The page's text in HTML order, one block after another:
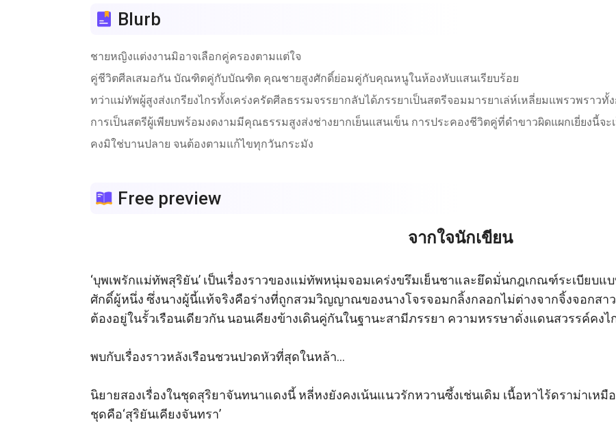
Blurb
ชายหญิงแต่งงานมิอาจเลือกคู่ครองตามแต่ใจ
คู่ชีวิตศีลเสมอกัน บัณฑิตคู่กับบัณฑิต คุณชายสูงศักดิ์ย่อมคู่กับคุณหนูในห้องหับแสนเรียบร้อย
ทว่าแม่ทัพผู้สูงส่งเกรียงไกรทั้งเคร่งครัดศีลธรรมจรรยากลับได้ภรรยาเป็นสตรีจอมมารยาเล่ห์เหลี่ยมแพรวพราวทั้
การเป็นสตรีผู้เพียบพร้อมงดงามมีคุณธรรมสูงส่งช่างยากเย็นแสนเข็น การประคองชีวิตคู่ที่ดำขาวผิดแผกเยี่ยงนี้จ
คงมิใช่บานปลาย จนต้องตามแก้ไขทุกวันกระมัง
Free preview
จากใจนักเขียน
‘บุพเพรักแม่ทัพสุริยัน’ เป็นเรื่องราวของแม่ทัพหนุ่มจอมเคร่งขรึมเย็นชาและยึดมั่นกฎเกณฑ์ระเบีย
ศักดิ์ผู้หนึ่ง ซึ่งนางผู้นี้แท้จริงคือร่างที่ถูกสวมวิญญาณของนางโจรจอมกลิ้งกลอกไม่ต่างจากจิ้งจอกสา
ต้องอยู่ในรั้วเรือนเดียวกัน นอนเคียงข้างเดินคู่กันในฐานะสามีภรรยา ความหรรษาดั่งแดนสวรรค์คงไ
พบกับเรื่องราวหลังเรือนชวนปวดหัวที่สุดในหล้า...
นิยายสองเรื่องในชุดสุริยาจันทนาแดงนี้ หลี่หงยังคงเน้นแนวรักหวานซึ้งเช่นเดิม เนื้อหาไร้ดราม่าเห
ชุดคือ‘สุริยันเคียงจันทรา’